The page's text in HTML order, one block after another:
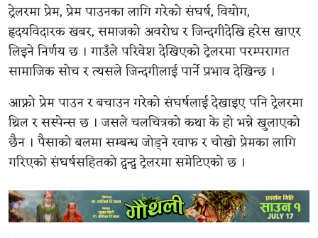
ट्रेलरमा प्रेम, प्रेम पाउनका लागि गरेको संघर्ष, वियोग,
हृदयविदारक खबर, समाजको अवरोध र जिन्दगीदेखि हरेस खाएर
लिइने निर्णय छ । गाउँले परिवेश देखिएको ट्रेलरमा परम्परागत
सामाजिक सोच र त्यसले जिन्दगीलाई पार्ने प्रभाव देखिन्छ ।
आफ्नो प्रेम पाउन र बचाउन गरेको संघर्षलाई देखाइए पनि ट्रेलरमा
थ्रिल र सस्पेन्स छ । जसले चलचित्रको कथा के हो भन्ने खुलाएको
छैन । पैसाको बलमा सम्बन्ध जोड्ने रवाफ र चोखो प्रेमका लागि
गरिएको संघर्षसहितको द्वन्द्व ट्रेलरमा समेटिएको छ ।